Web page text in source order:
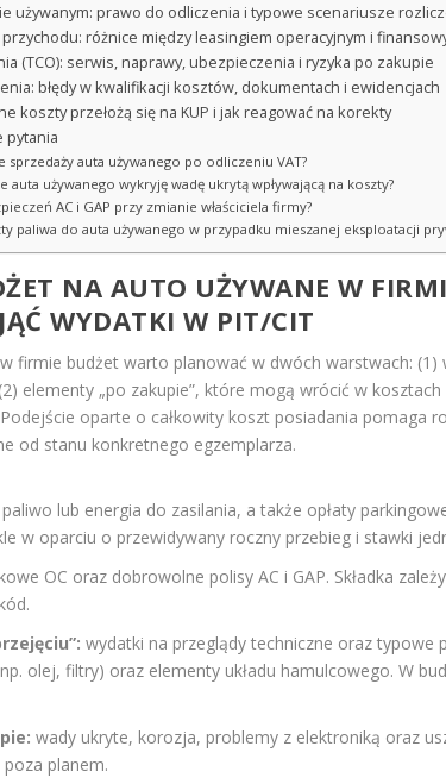
używanym: prawo do odliczenia i typowe scenariusze
różnice między leasingiem operacyjnym i
(TCO): serwis, naprawy, ubezpieczenia i ryzyka po zakupie
błędy w kwalifikacji kosztów, dokumentach i ewidencjach
koszty przełożą się na KUP i jak reagować na korekty
pytania
sprzedaży auta używanego po odliczeniu VAT?
auta używanego wykryję wadę ukrytą wpływającą na koszty?
AC i GAP przy zmianie właściciela firmy?
paliwa do auta używanego w przypadku mieszanej eksploatacji
NA AUTO UŻYWANE W
WYDATKI W PIT/CIT
firmie budżet warto planować w dwóch warstwach:
elementy „po zakupie”, które mogą wrócić w
oparte o całkowity koszt posiadania pomaga
od stanu konkretnego egzemplarza.
paliwo lub energia do zasilania, a także opłaty
w oparciu o przewidywany roczny przebieg i stawki
OC oraz dobrowolne polisy AC i GAP. Składka
wydatki na przeglądy techniczne oraz typowe
olej, filtry) oraz elementy układu hamulcowego. W
wady ukryte, korozja, problemy z elektroniką oraz
planem.